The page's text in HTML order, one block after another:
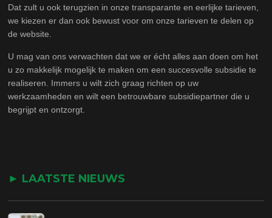
Dat zult u ook terugzien in onze transparante en eerlijke tarieven,
we kiezen er dan ook bewust voor om onze tarieven te delen op
de website.
U mag van ons verwachten dat we er écht alles aan doen om het
u zo makkelijk mogelijk te maken om een succesvolle subsidie te
realiseren. Immers u wilt zich graag richten op uw
werkzaamheden en wilt een betrouwbare subsidiepartner die u
begrijpt en ontzorgt.
► LAATSTE NIEUWS